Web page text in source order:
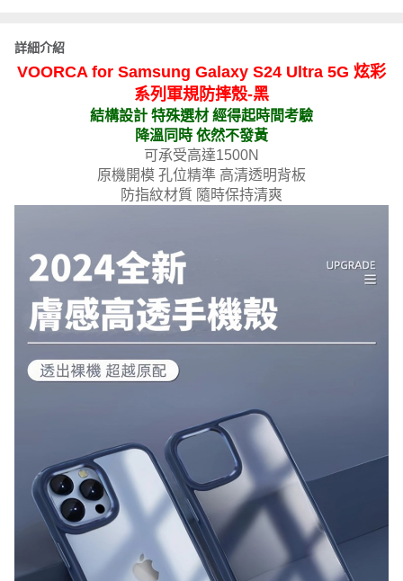
詳細介紹
VOORCA for Samsung Galaxy S24 Ultra 5G 炫彩
系列軍規防摔殼-黑
結構設計 特殊選材 經得起時間考驗
降溫同時 依然不發黃
可承受高達1500N
原機開模 孔位精準 高清透明背板
防指紋材質 隨時保持清爽